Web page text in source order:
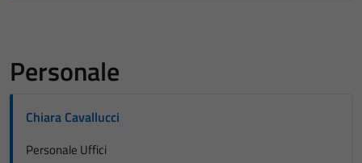
Personale
Chiara Cavallucci
Personale Uffici